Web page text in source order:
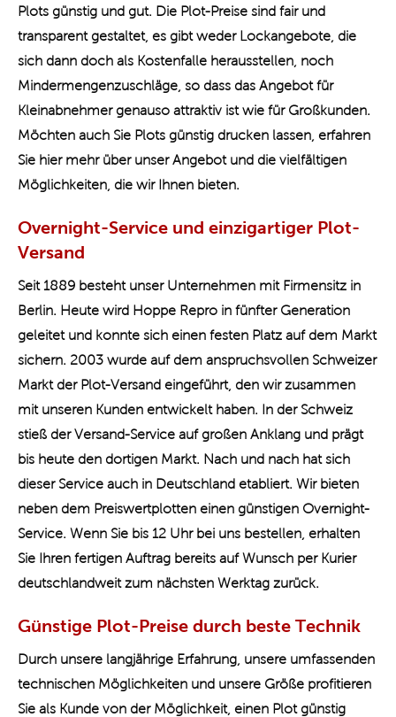
Plots günstig und gut. Die Plot-Preise sind fair und
transparent gestaltet, es gibt weder Lockangebote, die
sich dann doch als Kostenfalle herausstellen, noch
Mindermengenzuschläge, so dass das Angebot für
Kleinabnehmer genauso attraktiv ist wie für Großkunden.
Möchten auch Sie Plots günstig drucken lassen, erfahren
Sie hier mehr über unser Angebot und die vielfältigen
Möglichkeiten, die wir Ihnen bieten.
Overnight-Service und einzigartiger Plot-
Versand
Seit 1889 besteht unser Unternehmen mit Firmensitz in
Berlin. Heute wird Hoppe Repro in fünfter Generation
geleitet und konnte sich einen festen Platz auf dem Markt
sichern. 2003 wurde auf dem anspruchsvollen Schweizer
Markt der Plot-Versand eingeführt, den wir zusammen
mit unseren Kunden entwickelt haben. In der Schweiz
stieß der Versand-Service auf großen Anklang und prägt
bis heute den dortigen Markt. Nach und nach hat sich
dieser Service auch in Deutschland etabliert. Wir bieten
neben dem Preiswertplotten einen günstigen Overnight-
Service. Wenn Sie bis 12 Uhr bei uns bestellen, erhalten
Sie Ihren fertigen Auftrag bereits auf Wunsch per Kurier
deutschlandweit zum nächsten Werktag zurück.
Günstige Plot-Preise durch beste Technik
Durch unsere langjährige Erfahrung, unsere umfassenden
technischen Möglichkeiten und unsere Größe profitieren
Sie als Kunde von der Möglichkeit, einen Plot günstig